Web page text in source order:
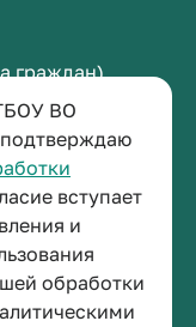
ВО
вступает
и
обработки
граждан)
зд. 1,
12.30 до 13.00)